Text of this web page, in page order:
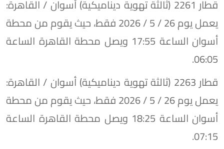
​قطار 2261 (ثالثة تهوية ديناميكية) أسوان / القاهرة:
يعمل يوم 26 / 5 / 2026 فقط، حيث يقوم من محطة
أسوان الساعة 17:55 ويصل محطة القاهرة الساعة
06:05.
​قطار 2263 (ثالثة تهوية ديناميكية) أسوان / القاهرة:
يعمل يوم 26 / 5 / 2026 فقط، حيث يقوم من محطة
أسوان الساعة 18:25 ويصل محطة القاهرة الساعة
07:15.